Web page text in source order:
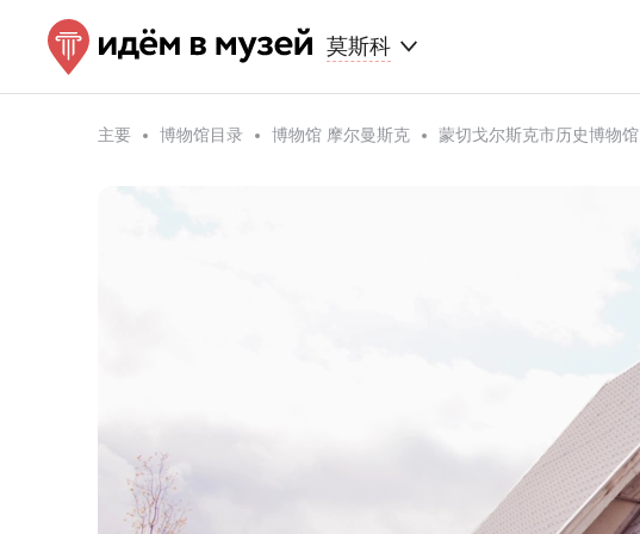
莫斯科
主要 博物馆目录 博物馆 摩尔曼斯克 蒙切戈尔斯克市历史博物馆